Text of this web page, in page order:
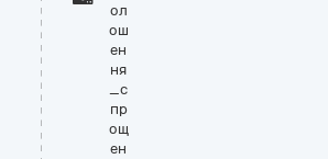
ол
ош
ен
ня
_с
пр
ощ
ен